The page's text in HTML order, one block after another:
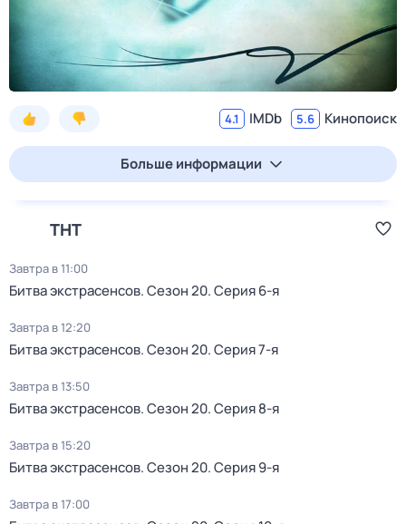
4.1 IMDb 5.6 Кинопоиск
Больше информации
ТНТ
Завтра в 11:00
Битва экстрасенсов. Сезон 20. Серия 6-я
Завтра в 12:20
Битва экстрасенсов. Сезон 20. Серия 7-я
Завтра в 13:50
Битва экстрасенсов. Сезон 20. Серия 8-я
Завтра в 15:20
Битва экстрасенсов. Сезон 20. Серия 9-я
Завтра в 17:00